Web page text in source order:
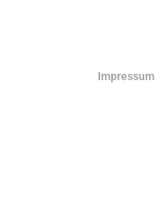
Impressum